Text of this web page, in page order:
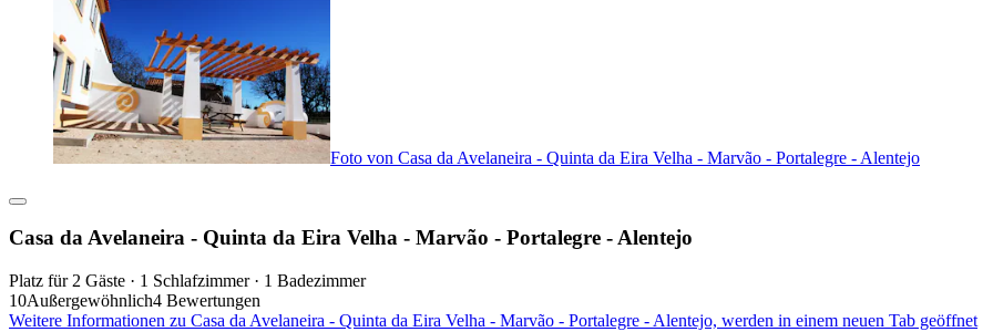
Foto von Casa da Avelaneira - Quinta da Eira Velha - Marvão - Portalegre - Alentejo
Casa da Avelaneira - Quinta da Eira Velha - Marvão - Portalegre - Alentejo
Platz für 2 Gäste · 1 Schlafzimmer · 1 Badezimmer
10Außergewöhnlich4 Bewertungen
Weitere Informationen zu Casa da Avelaneira - Quinta da Eira Velha - Marvão - Portalegre - Alentejo, werden in einem neuen Tab geöffnet